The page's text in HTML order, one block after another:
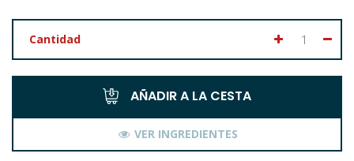
Cantidad
AÑADIR A LA CESTA
VER INGREDIENTES